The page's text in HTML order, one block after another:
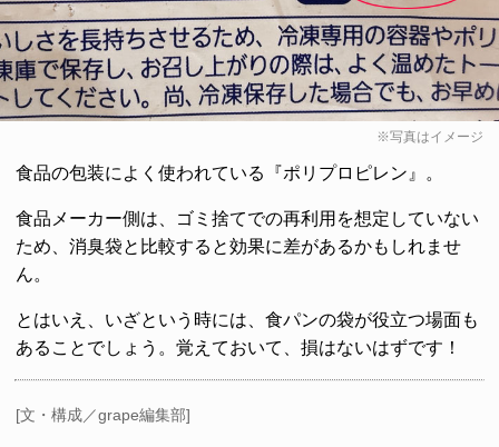
※写真はイメージ
食品の包装によく使われている『ポリプロピレン』。
食品メーカー側は、ゴミ捨てでの再利用を想定していない
ため、消臭袋と比較すると効果に差があるかもしれませ
ん。
とはいえ、いざという時には、食パンの袋が役立つ場面も
あることでしょう。覚えておいて、損はないはずです！
[文・構成／grape編集部]